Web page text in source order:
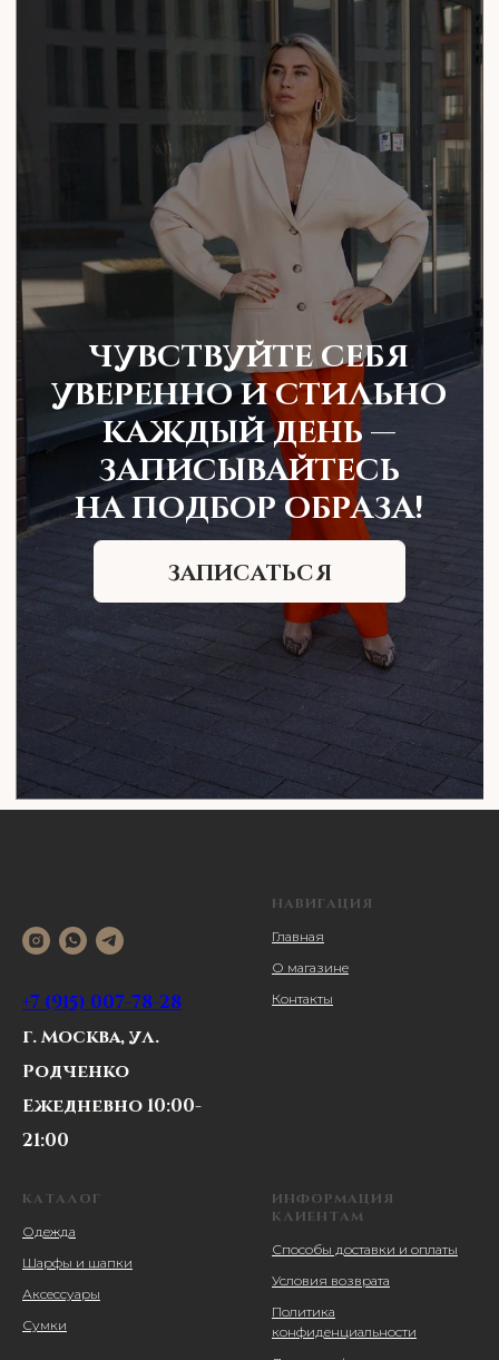
+7 (915) 007-78-28
г. Москва, ул.
Родченко
Ежедневно 10:00-
21:00
НАВИГАЦИЯ
Главная
О магазине
Контакты
КАТАЛОГ
Одежда
Шарфы и шапки
Аксессуары
Сумки
ИНФОРМАЦИЯ
КЛИЕНТАМ
Способы доставки и оплаты
Условия возврата
Политика
конфиденциальности